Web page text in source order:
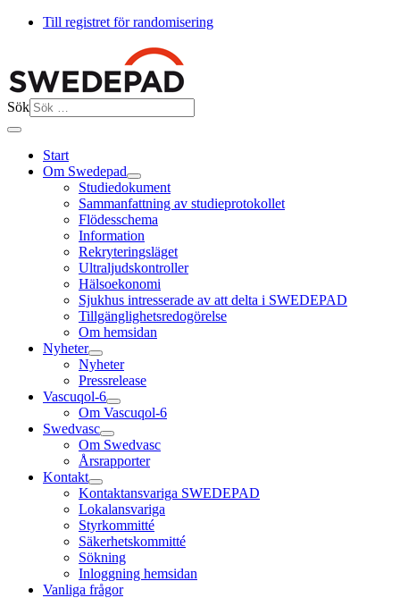
Till registret för randomisering
Sök
Start
Om Swedepad
Studiedokument
Sammanfattning av studieprotokollet
Flödesschema
Information
Rekryteringsläget
Ultraljudskontroller
Hälsoekonomi
Sjukhus intresserade av att delta i SWEDEPAD
Tillgänglighetsredogörelse
Om hemsidan
Nyheter
Nyheter
Pressrelease
Vascuqol-6
Om Vascuqol-6
Swedvasc
Om Swedvasc
Årsrapporter
Kontakt
Kontaktansvariga SWEDEPAD
Lokalansvariga
Styrkommitté
Säkerhetskommitté
Sökning
Inloggning hemsidan
Vanliga frågor